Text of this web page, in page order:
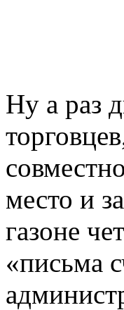
Ну а раз
место и
газоне
«письма